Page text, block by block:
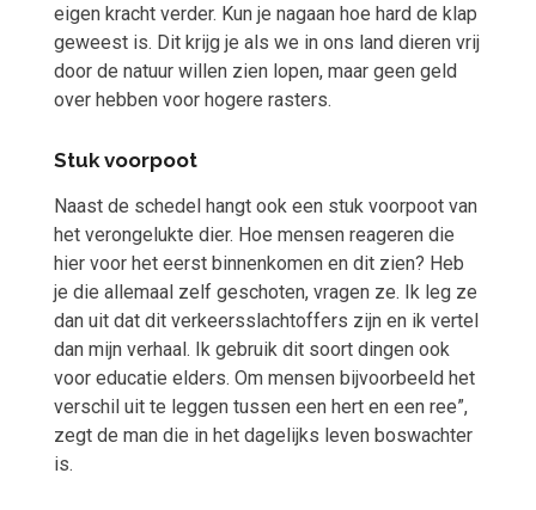
eigen kracht verder. Kun je nagaan hoe hard de klap
geweest is. Ditkrijg je als we in ons land dieren vrij
door de natuur willen zien lopen, maar geen geld
over hebben voor hogere rasters.
Stuk voorpoot
Naast de schedel hangt ook een stuk voorpoot van
het verongelukte dier. Hoe mensen reageren die
hier voor het eerst binnenkomen en dit zien? Heb
je die allemaal zelf geschoten, vragen ze. Ik leg ze
dan uit dat dit verkeersslachtoffers zijn en ik vertel
dan mijn verhaal. Ik gebruik dit soort dingen ook
voor educatie elders. Om mensen bijvoorbeeld het
verschil uit te leggen tussen een hert en een ree”,
zegt de man die in het dagelijks leven boswachter
is.